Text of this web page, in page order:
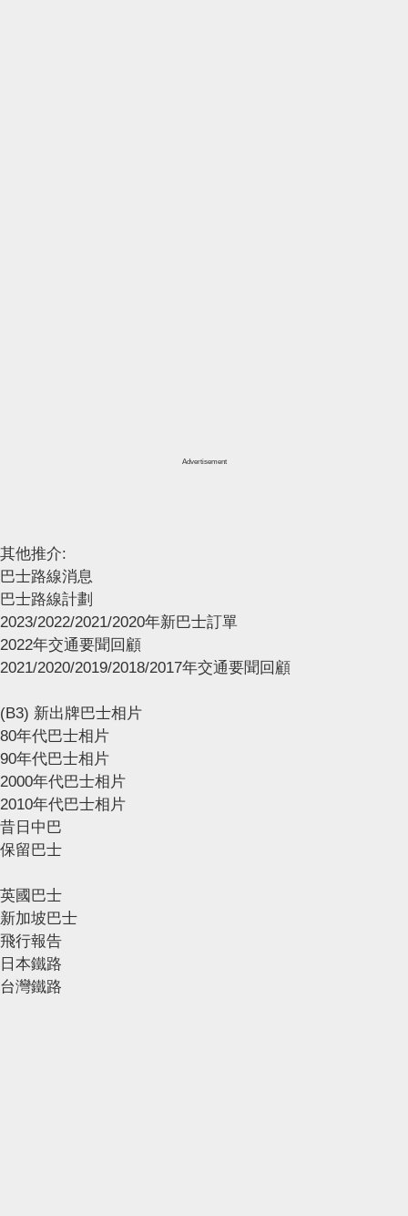
Advertisement
其他推介:
巴士路線消息
巴士路線計劃
2023/2022/2021/2020年新巴士訂單
2022年交通要聞回顧
2021/2020/2019/2018/2017年交通要聞回顧
(B3) 新出牌巴士相片
80年代巴士相片
90年代巴士相片
2000年代巴士相片
2010年代巴士相片
昔日中巴
保留巴士
英國巴士
新加坡巴士
飛行報告
日本鐵路
台灣鐵路